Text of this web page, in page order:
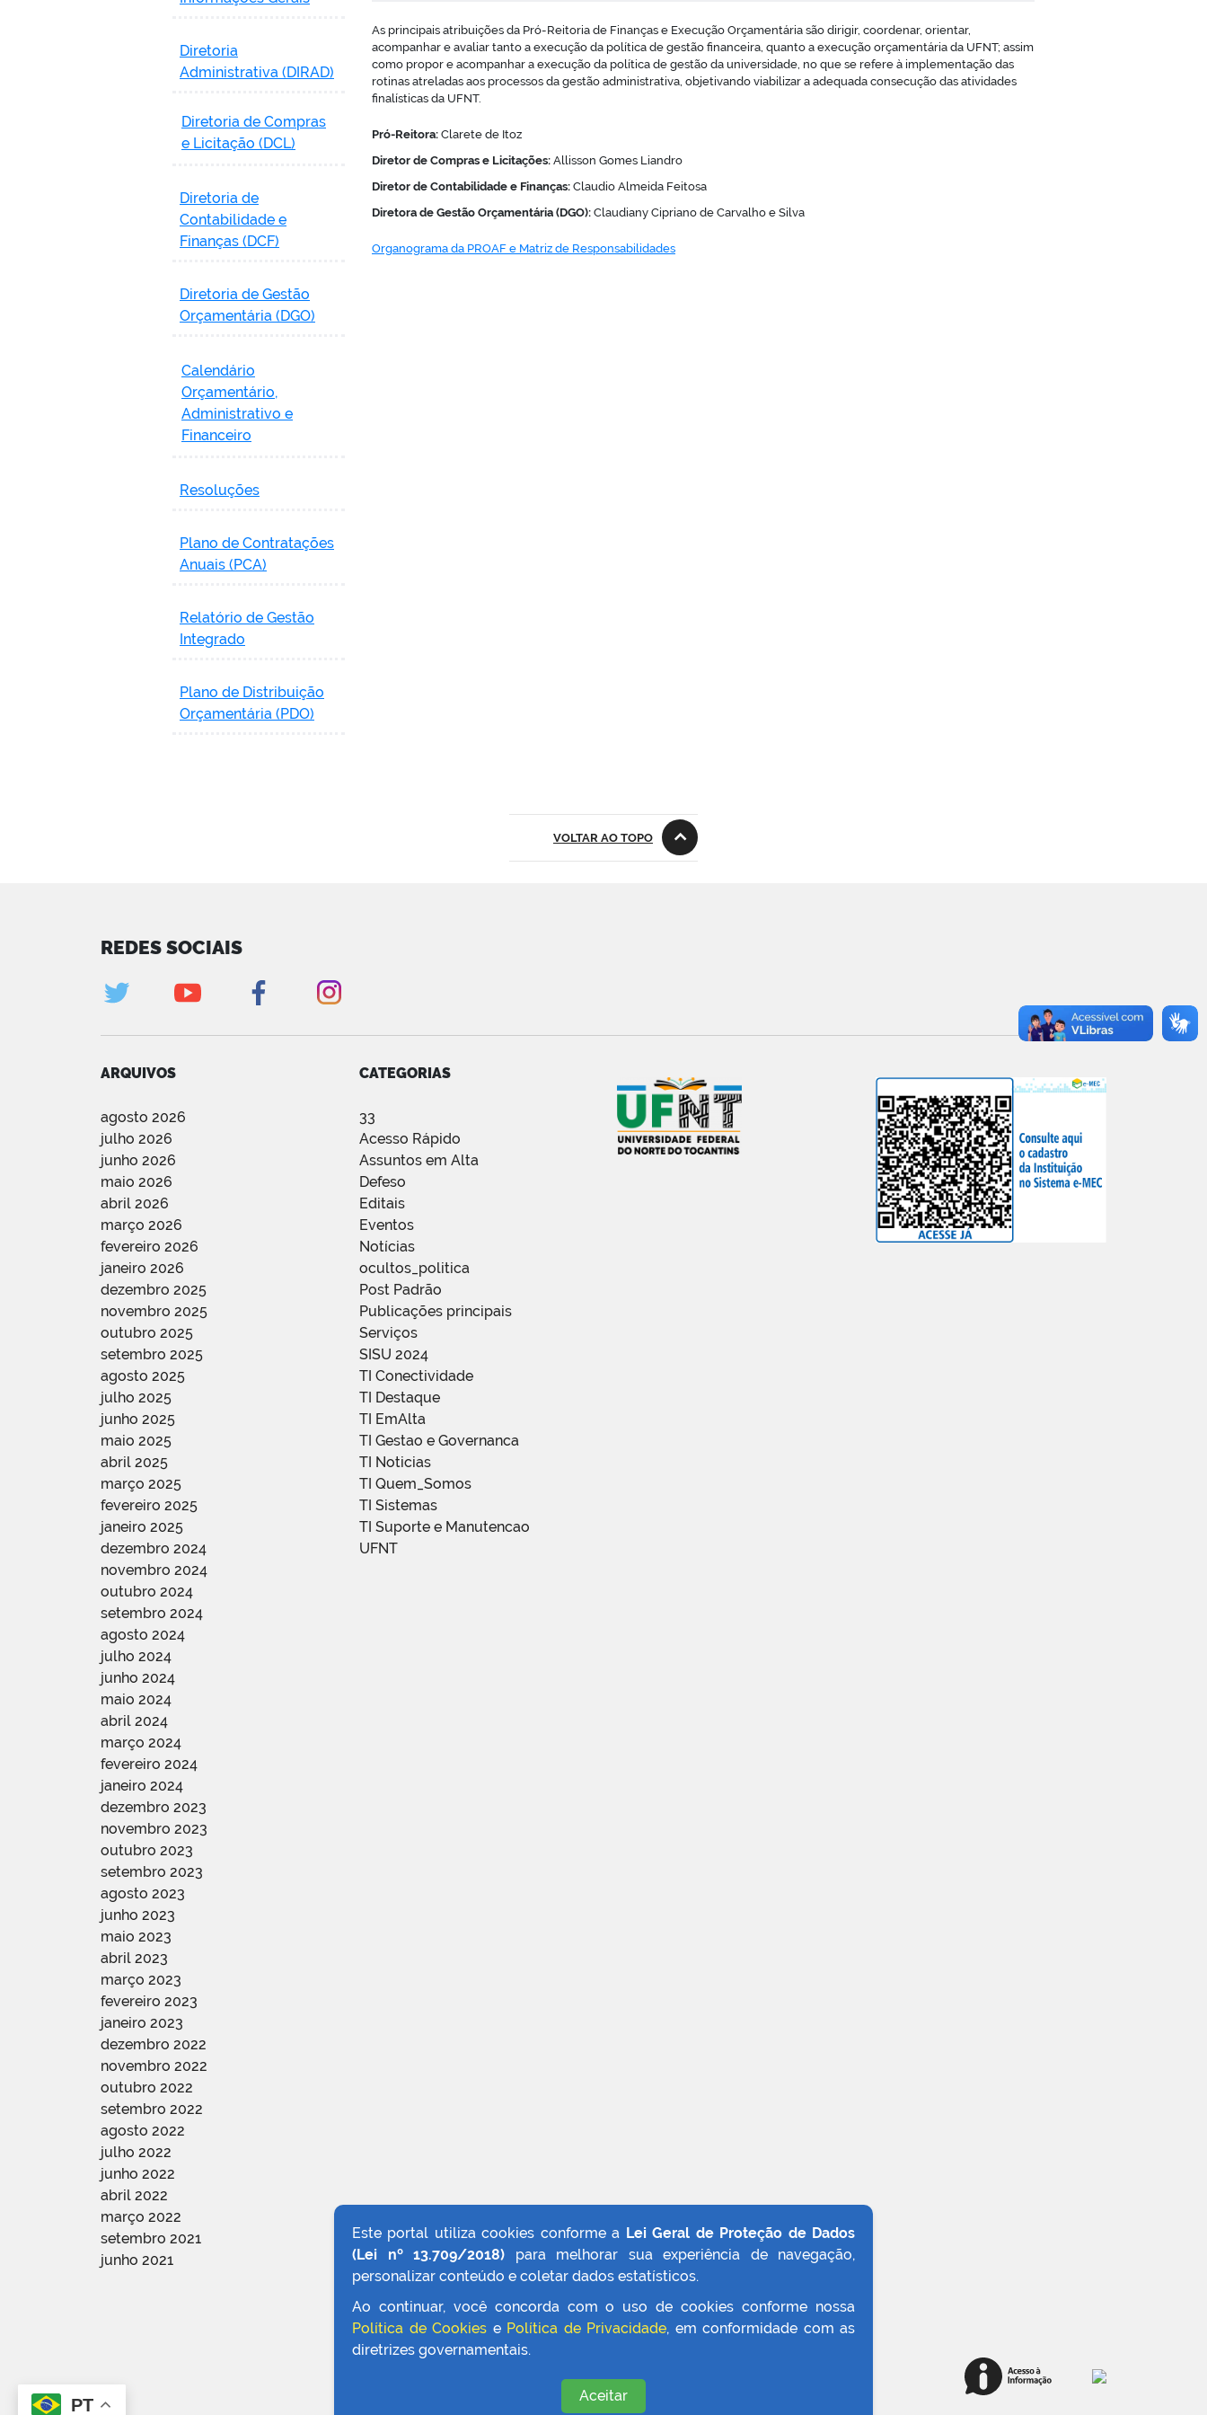
Diretoria
Administrativa (DIRAD)
Diretoria de Compras
e Licitação (DCL)
Diretoria de
Contabilidade e
Finanças (DCF)
Diretoria de Gestão
Orçamentária (DGO)
Calendário
Orçamentário,
Administrativo e
Financeiro
Resoluções
Plano de Contratações
Anuais (PCA)
Relatório de Gestão
Integrado
Plano de Distribuição
Orçamentária (PDO)
As principais atribuições da Pró-Reitoria de Finanças e Execução Orçamentária são dirigir, coordenar, orientar,
acompanhar e avaliar tanto a execução da política de gestão financeira, quanto a execução orçamentária da UFNT; assim
como propor e acompanhar a execução da política de gestão da universidade, no que se refere à implementação das
rotinas atreladas aos processos da gestão administrativa, objetivando viabilizar a adequada consecução das atividades
finalísticas da UFNT.
Pró-Reitora: Clarete de Itoz
Diretor de Compras e Licitações: Allisson Gomes Liandro
Diretor de Contabilidade e Finanças: Claudio Almeida Feitosa
Diretora de Gestão Orçamentária (DGO): Claudiany Cipriano de Carvalho e Silva
Organograma da PROAF e Matriz de Responsabilidades
VOLTAR AO TOPO
Este portal utiliza cookies conforme a Lei Geral de Proteção de Dados
(Lei nº 13.709/2018) para melhorar sua experiência de navegação,
personalizar conteúdo e coletar dados estatísticos.
Ao continuar, você concorda com o uso de cookies conforme nossa
Política de Cookies e Política de Privacidade, em conformidade com as
diretrizes governamentais.
Aceitar
REDES SOCIAIS
ARQUIVOS
agosto 2026
julho 2026
junho 2026
maio 2026
abril 2026
março 2026
fevereiro 2026
janeiro 2026
dezembro 2025
novembro 2025
outubro 2025
setembro 2025
agosto 2025
julho 2025
junho 2025
maio 2025
abril 2025
março 2025
fevereiro 2025
janeiro 2025
dezembro 2024
novembro 2024
outubro 2024
setembro 2024
agosto 2024
julho 2024
junho 2024
maio 2024
abril 2024
março 2024
fevereiro 2024
janeiro 2024
dezembro 2023
novembro 2023
outubro 2023
setembro 2023
agosto 2023
junho 2023
maio 2023
abril 2023
março 2023
fevereiro 2023
janeiro 2023
dezembro 2022
novembro 2022
outubro 2022
setembro 2022
agosto 2022
julho 2022
junho 2022
abril 2022
março 2022
setembro 2021
junho 2021
CATEGORIAS
33
Acesso Rápido
Assuntos em Alta
Defeso
Editais
Eventos
Notícias
ocultos_politica
Post Padrão
Publicações principais
Serviços
SISU 2024
TI Conectividade
TI Destaque
TI EmAlta
TI Gestao e Governanca
TI Noticias
TI Quem_Somos
TI Sistemas
TI Suporte e Manutencao
UFNT
PT